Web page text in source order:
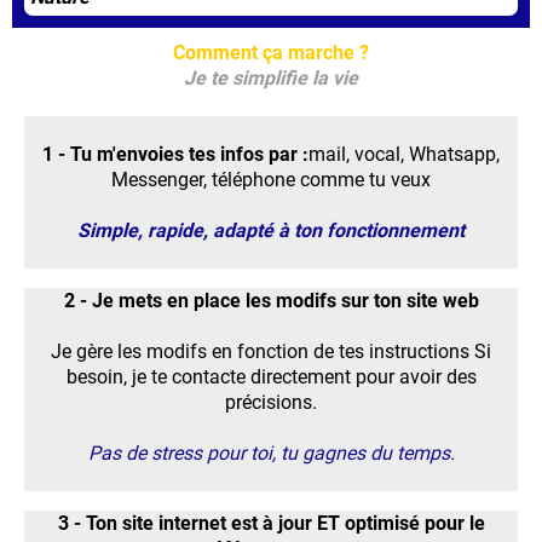
Comment ça marche ?
Je te simplifie la vie
1 - Tu m'envoies tes infos par :mail, vocal, Whatsapp,
Messenger, téléphone comme tu veux
Simple, rapide, adapté à ton fonctionnement
2 - Je mets en place les modifs sur ton site web
Je gère les modifs en fonction de tes instructions Si
besoin, je te contacte directement pour avoir des
précisions.
Pas de stress pour toi, tu gagnes du temps.
3 - Ton site internet est à jour ET optimisé pour le